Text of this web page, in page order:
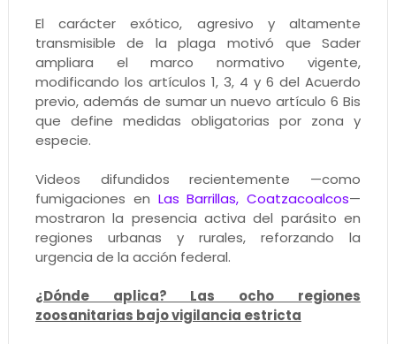
El carácter exótico, agresivo y altamente
transmisible de la plaga motivó que Sader
ampliara el marco normativo vigente,
modificando los artículos 1, 3, 4 y 6 del Acuerdo
previo, además de sumar un nuevo artículo 6 Bis
que define medidas obligatorias por zona y
especie.
Videos difundidos recientemente —como
fumigaciones en Las Barrillas, Coatzacoalcos—
mostraron la presencia activa del parásito en
regiones urbanas y rurales, reforzando la
urgencia de la acción federal.
¿Dónde aplica? Las ocho regiones
zoosanitarias bajo vigilancia estricta